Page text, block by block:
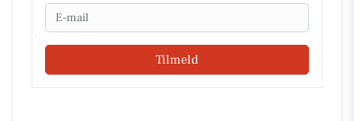
Email
Tilmeld